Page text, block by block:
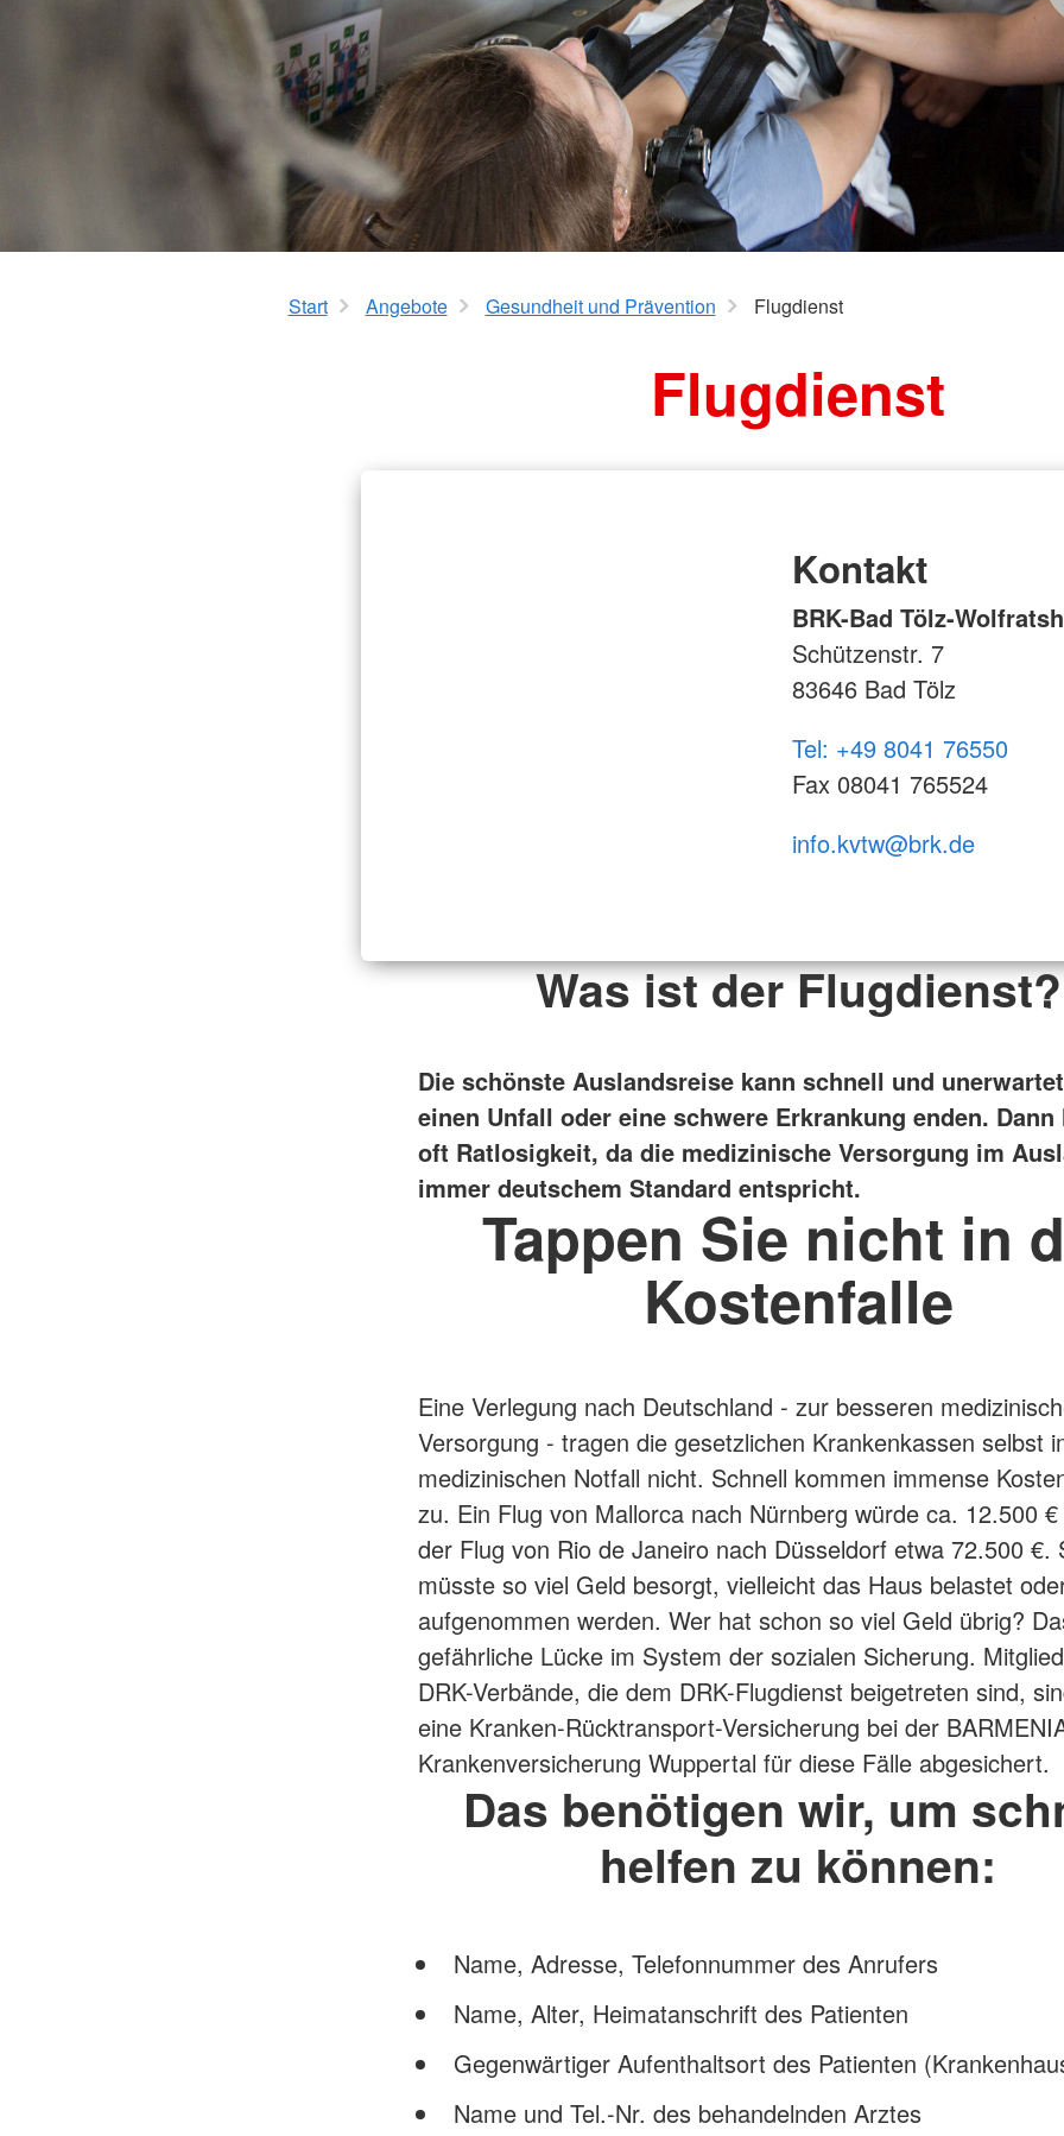
AGB
Start Angebote Gesundheit und Prävention Flugdienst
Flugdienst
Kontakt
BRK-Bad Tölz-
Schützenstr. 7
83646 Bad Tölz
Tel: +49 8041 76550
Fax 08041 765524
info.kvtw@brk.de
Was ist der Flugdienst?
Die schönste Auslandsreise kann schnell und
einen Unfall oder eine schwere Erkrankung enden.
oft Ratlosigkeit, da die medizinische Versorgung im
immer deutschem Standard entspricht.
Tappen Sie nicht in
Kostenfalle
Eine Verlegung nach Deutschland - zur besseren
Versorgung - tragen die gesetzlichen Krankenkassen selbst
medizinischen Notfall nicht. Schnell kommen immense
zu. Ein Flug von Mallorca nach Nürnberg würde ca. 12.500
der Flug von Rio de Janeiro nach Düsseldorf etwa 72.500 €.
müsste so viel Geld besorgt, vielleicht das Haus belastet
aufgenommen werden. Wer hat schon so viel Geld übrig?
gefährliche Lücke im System der sozialen Sicherung.
DRK-Verbände, die dem DRK-Flugdienst beigetreten sind,
eine Kranken-Rücktransport-Versicherung bei der
Krankenversicherung Wuppertal für diese Fälle abgesichert.
Das benötigen wir, um
helfen zu können:
Name, Adresse, Telefonnummer des Anrufers
Name, Alter, Heimatanschrift des Patienten
Gegenwärtiger Aufenthaltsort des Patienten
Name und Tel.-Nr. des behandelnden Arztes